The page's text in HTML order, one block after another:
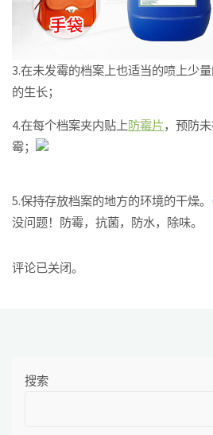
3.在未发霉的档案上也适当的喷上少
的生长；
4.在每个档案夹内贴上防霉片，预防
霉；
5.保持存放档案的地方的环境的干燥。
没问题！防霉，抗菌，防水，除味。
评论已关闭。
搜索